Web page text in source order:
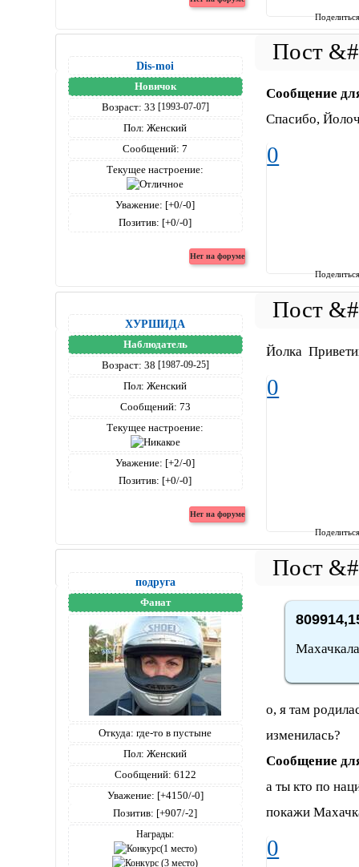
Dis-moi
Новичок
Возраст: 33 [1993-07-07]
Пол: Женский
Сообщений: 7
Текущее настроение:
Уважение: [+0/-0]
Позитив: [+0/-0]
Сообщение
Спасибо,
0
ХУРШИДА
Наблюдатель
Возраст: 38 [1987-09-25]
Пол: Женский
Сообщений: 73
Текущее настроение:
Уважение: [+2/-0]
Позитив: [+0/-0]
Йолка
0
подруга
Фанат
Откуда: где-то в пустыне
Пол: Женский
Сообщений: 6122
Уважение: [+4150/-0]
Позитив: [+907/-2]
Награды:
Махачкала
о, я там
изменилась?
Сообщение
а ты кто по
покажи
0